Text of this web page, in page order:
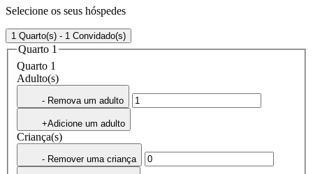
Selecione os seus hóspedes
1 Quarto(s) - 1 Convidado(s)
Quarto 1
Quarto 1
Adulto(s)
- Remova um adulto
+Adicione um adulto
Criança(s)
- Remover uma criança